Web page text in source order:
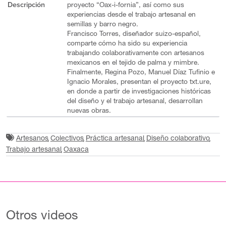
Descripción
proyecto “Oax-i-fornia”, así como sus
experiencias desde el trabajo artesanal en
semillas y barro negro.
Francisco Torres, diseñador suizo-español,
comparte cómo ha sido su experiencia
trabajando colaborativamente con artesanos
mexicanos en el tejido de palma y mimbre.
Finalmente, Regina Pozo, Manuel Díaz Tufinio e
Ignacio Morales, presentan el proyecto txt.ure,
en donde a partir de investigaciones históricas
del diseño y el trabajo artesanal, desarrollan
nuevas obras.
Artesanos Colectivos Práctica artesanal Diseño colaborativo
Trabajo artesanal Oaxaca
Otros videos